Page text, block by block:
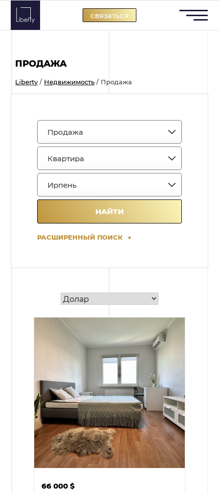
Skip
content
связаться
ПРОДАЖА
Liberty / Недвижимость / Продажа
РАСШИРЕННЫЙ ПОИСК +
66 000$